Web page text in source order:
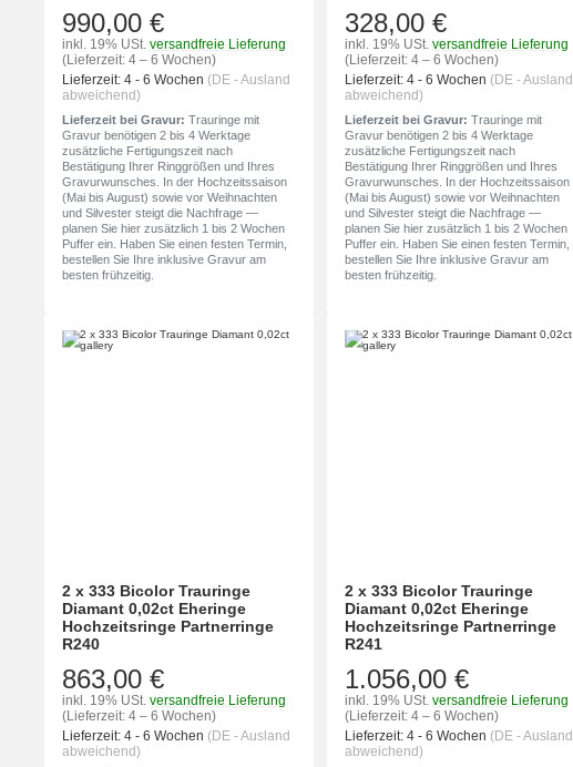
990,00 €
inkl. 19% USt. versandfreie Lieferung
(Lieferzeit: 4 – 6 Wochen)
Lieferzeit: 4 - 6 Wochen (DE - Ausland
abweichend)
Lieferzeit bei Gravur: Trauringe mit
Gravur benötigen 2 bis 4 Werktage
zusätzliche Fertigungszeit nach
Bestätigung Ihrer Ringgrößen und Ihres
Gravurwunsches. In der Hochzeitssaison
(Mai bis August) sowie vor Weihnachten
und Silvester steigt die Nachfrage —
planen Sie hier zusätzlich 1 bis 2 Wochen
Puffer ein. Haben Sie einen festen Termin,
bestellen Sie Ihre inklusive Gravur am
besten frühzeitig.
328,00 €
inkl. 19% USt. versandfreie Lieferung
(Lieferzeit: 4 – 6 Wochen)
Lieferzeit: 4 - 6 Wochen (DE - Ausland
abweichend)
Lieferzeit bei Gravur: Trauringe mit
Gravur benötigen 2 bis 4 Werktage
zusätzliche Fertigungszeit nach
Bestätigung Ihrer Ringgrößen und Ihres
Gravurwunsches. In der Hochzeitssaison
(Mai bis August) sowie vor Weihnachten
und Silvester steigt die Nachfrage —
planen Sie hier zusätzlich 1 bis 2 Wochen
Puffer ein. Haben Sie einen festen Termin,
bestellen Sie Ihre inklusive Gravur am
besten frühzeitig.
2 x 333 Bicolor Trauringe
Diamant 0,02ct Eheringe
Hochzeitsringe Partnerringe
R240
863,00 €
inkl. 19% USt. versandfreie Lieferung
(Lieferzeit: 4 – 6 Wochen)
Lieferzeit: 4 - 6 Wochen (DE - Ausland
abweichend)
2 x 333 Bicolor Trauringe
Diamant 0,02ct Eheringe
Hochzeitsringe Partnerringe
R241
1.056,00 €
inkl. 19% USt. versandfreie Lieferung
(Lieferzeit: 4 – 6 Wochen)
Lieferzeit: 4 - 6 Wochen (DE - Ausland
abweichend)